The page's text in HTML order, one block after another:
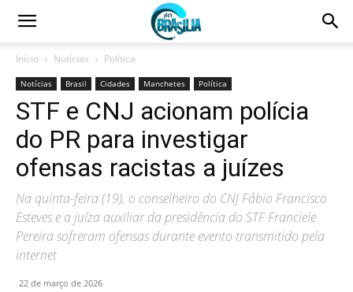
Início Notícias Política
Notícias Brasil Cidades Manchetes Política
STF e CNJ acionam polícia
do PR para investigar
ofensas racistas a juízes
Na quinta-feira (19), o conselheiro do CNJ Fábio Francisco
Esteves e a juíza auxiliar da presidência do STF Franciele
Pereira sofreram ofensas durante evento transmitido pela
internet
22 de março de 2026